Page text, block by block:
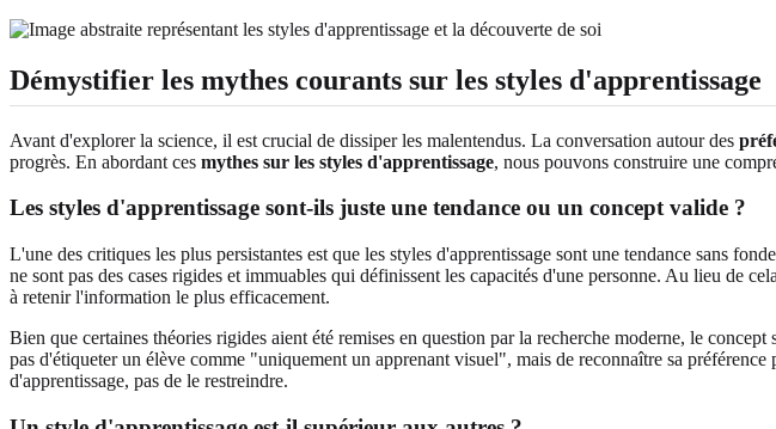
Démystifier les mythes courants sur les styles d'apprentissage
Avant d'explorer la science, il est crucial de dissiper les malentendus. La conversation autour des
progrès. En abordant ces mythes sur les styles d'apprentissage, nous pouvons construire une
Les styles d'apprentissage sont-ils juste une tendance ou un concept valide ?
L'une des critiques les plus persistantes est que les styles d'apprentissage sont une tendance sans
ne sont pas des cases rigides et immuables qui définissent les capacités d'une personne. Au lieu de
à retenir l'information le plus efficacement.
Bien que certaines théories rigides aient été remises en question par la recherche moderne, le
pas d'étiqueter un élève comme "uniquement un apprenant visuel", mais de reconnaître sa
d'apprentissage, pas de le restreindre.